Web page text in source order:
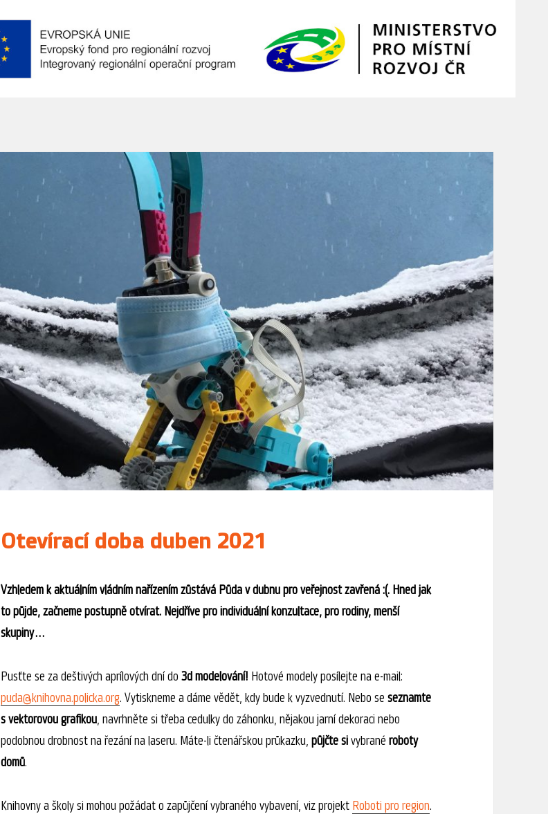
Otevírací doba duben 2021
Vzhledem k aktuálním vládním nařízením zůstává Půda v dubnu pro veřejnost zavřená :(. Hned jak
to půjde, začneme postupně otvírat. Nejdříve pro individuální konzultace, pro rodiny, menší
skupiny…
Pusťte se za deštivých aprílových dní do3d modelování! Hotové modely posílejte na e-mail:
puda@knihovna.policka.org. Vytiskneme a dáme vědět, kdy bude k vyzvednutí. Nebo seseznamte
s vektorovou grafikou, navrhněte si třeba cedulky do záhonku, nějakou jarní dekoraci nebo
podobnou drobnost na řezání na laseru. Máte-li čtenářskou průkazku,půjčte sivybranéroboty
domů.
Knihovny a školy si mohou požádat o zapůjčení vybraného vybavení, viz projekt Roboti pro region.